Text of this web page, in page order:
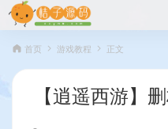
首页 游戏教程 正文
【逍遥西游】